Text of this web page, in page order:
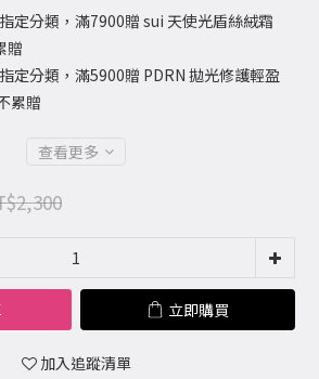
指定分類，滿7900贈 sui 天使光盾絲絨霜
贈
指定分類，滿5900贈 PDRN 拋光修護輕盈
累贈
查看更多
立即購買
加入追蹤清單